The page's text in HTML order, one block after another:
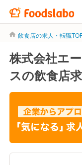
飲食店の求人・転職
株式会社エ
スの飲食店